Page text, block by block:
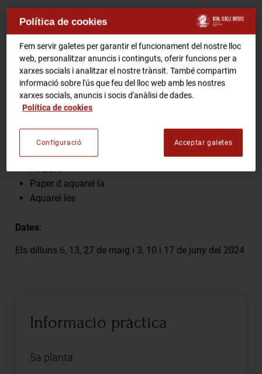
RCA Radio
RCA TV
RCA TEATRE
Gastronomic Experience 360º
Entrades Esdeveniments
FES-TE SOCI
Comparteix
*Nomes per socis.
Inscripcions a info (aforament limitat).
Les persones inscrites, hauran de portar:
Pinzells
Paper d aquarel·la
Aquarel·les
Dates:
Els dilluns 6, 13, 27 de maig i 3, 10 i 17 de juny del 2024
Informació pràctica
5a planta
Política de cookies
Fem servir galetes per garantir el funcionament del nostre lloc
web, personalitzar anuncis i continguts, oferir funcions per a
xarxes socials i analitzar el nostre trànsit. També compartim
informació sobre l'ús que feu del lloc web amb les nostres
xarxes socials, anuncis i socis d'anàlisi de dades.
Política de cookies
Acceptar galetes
Configuració